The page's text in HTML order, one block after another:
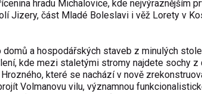
hradu Michalovice, kde nejvýraznějším
Jizery, část Mladé Boleslavi i věž Lorety v
a hospodářských staveb z minulých
kde mezi staletými stromy najdete sochy z
které se nachází v nově
Volmanovu vilu, významnou